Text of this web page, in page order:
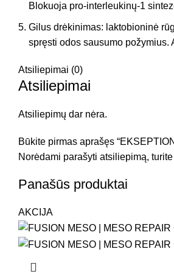
Blokuoja pro-interleukinų-1
Gilus drėkinimas: laktobioninė
spręsti odos sausumo
Atsiliepimai (0)
Atsiliepimai
Atsiliepimų dar nėra.
Būkite pirmas aprašęs
Norėdami parašyti atsiliepimą, turite
Panašūs produktai
AKCIJA